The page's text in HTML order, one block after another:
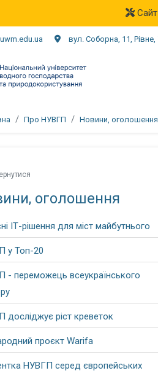
вул. Соборна, 11, Рівне,
Про НУВГП Новини, оголошення
оголошення
ІТ-рішення для міст майбутнього
у Топ-20
- переможець всеукраїнського
досліджує ріст креветок
проєкт Warifa
НУВГП серед європейських